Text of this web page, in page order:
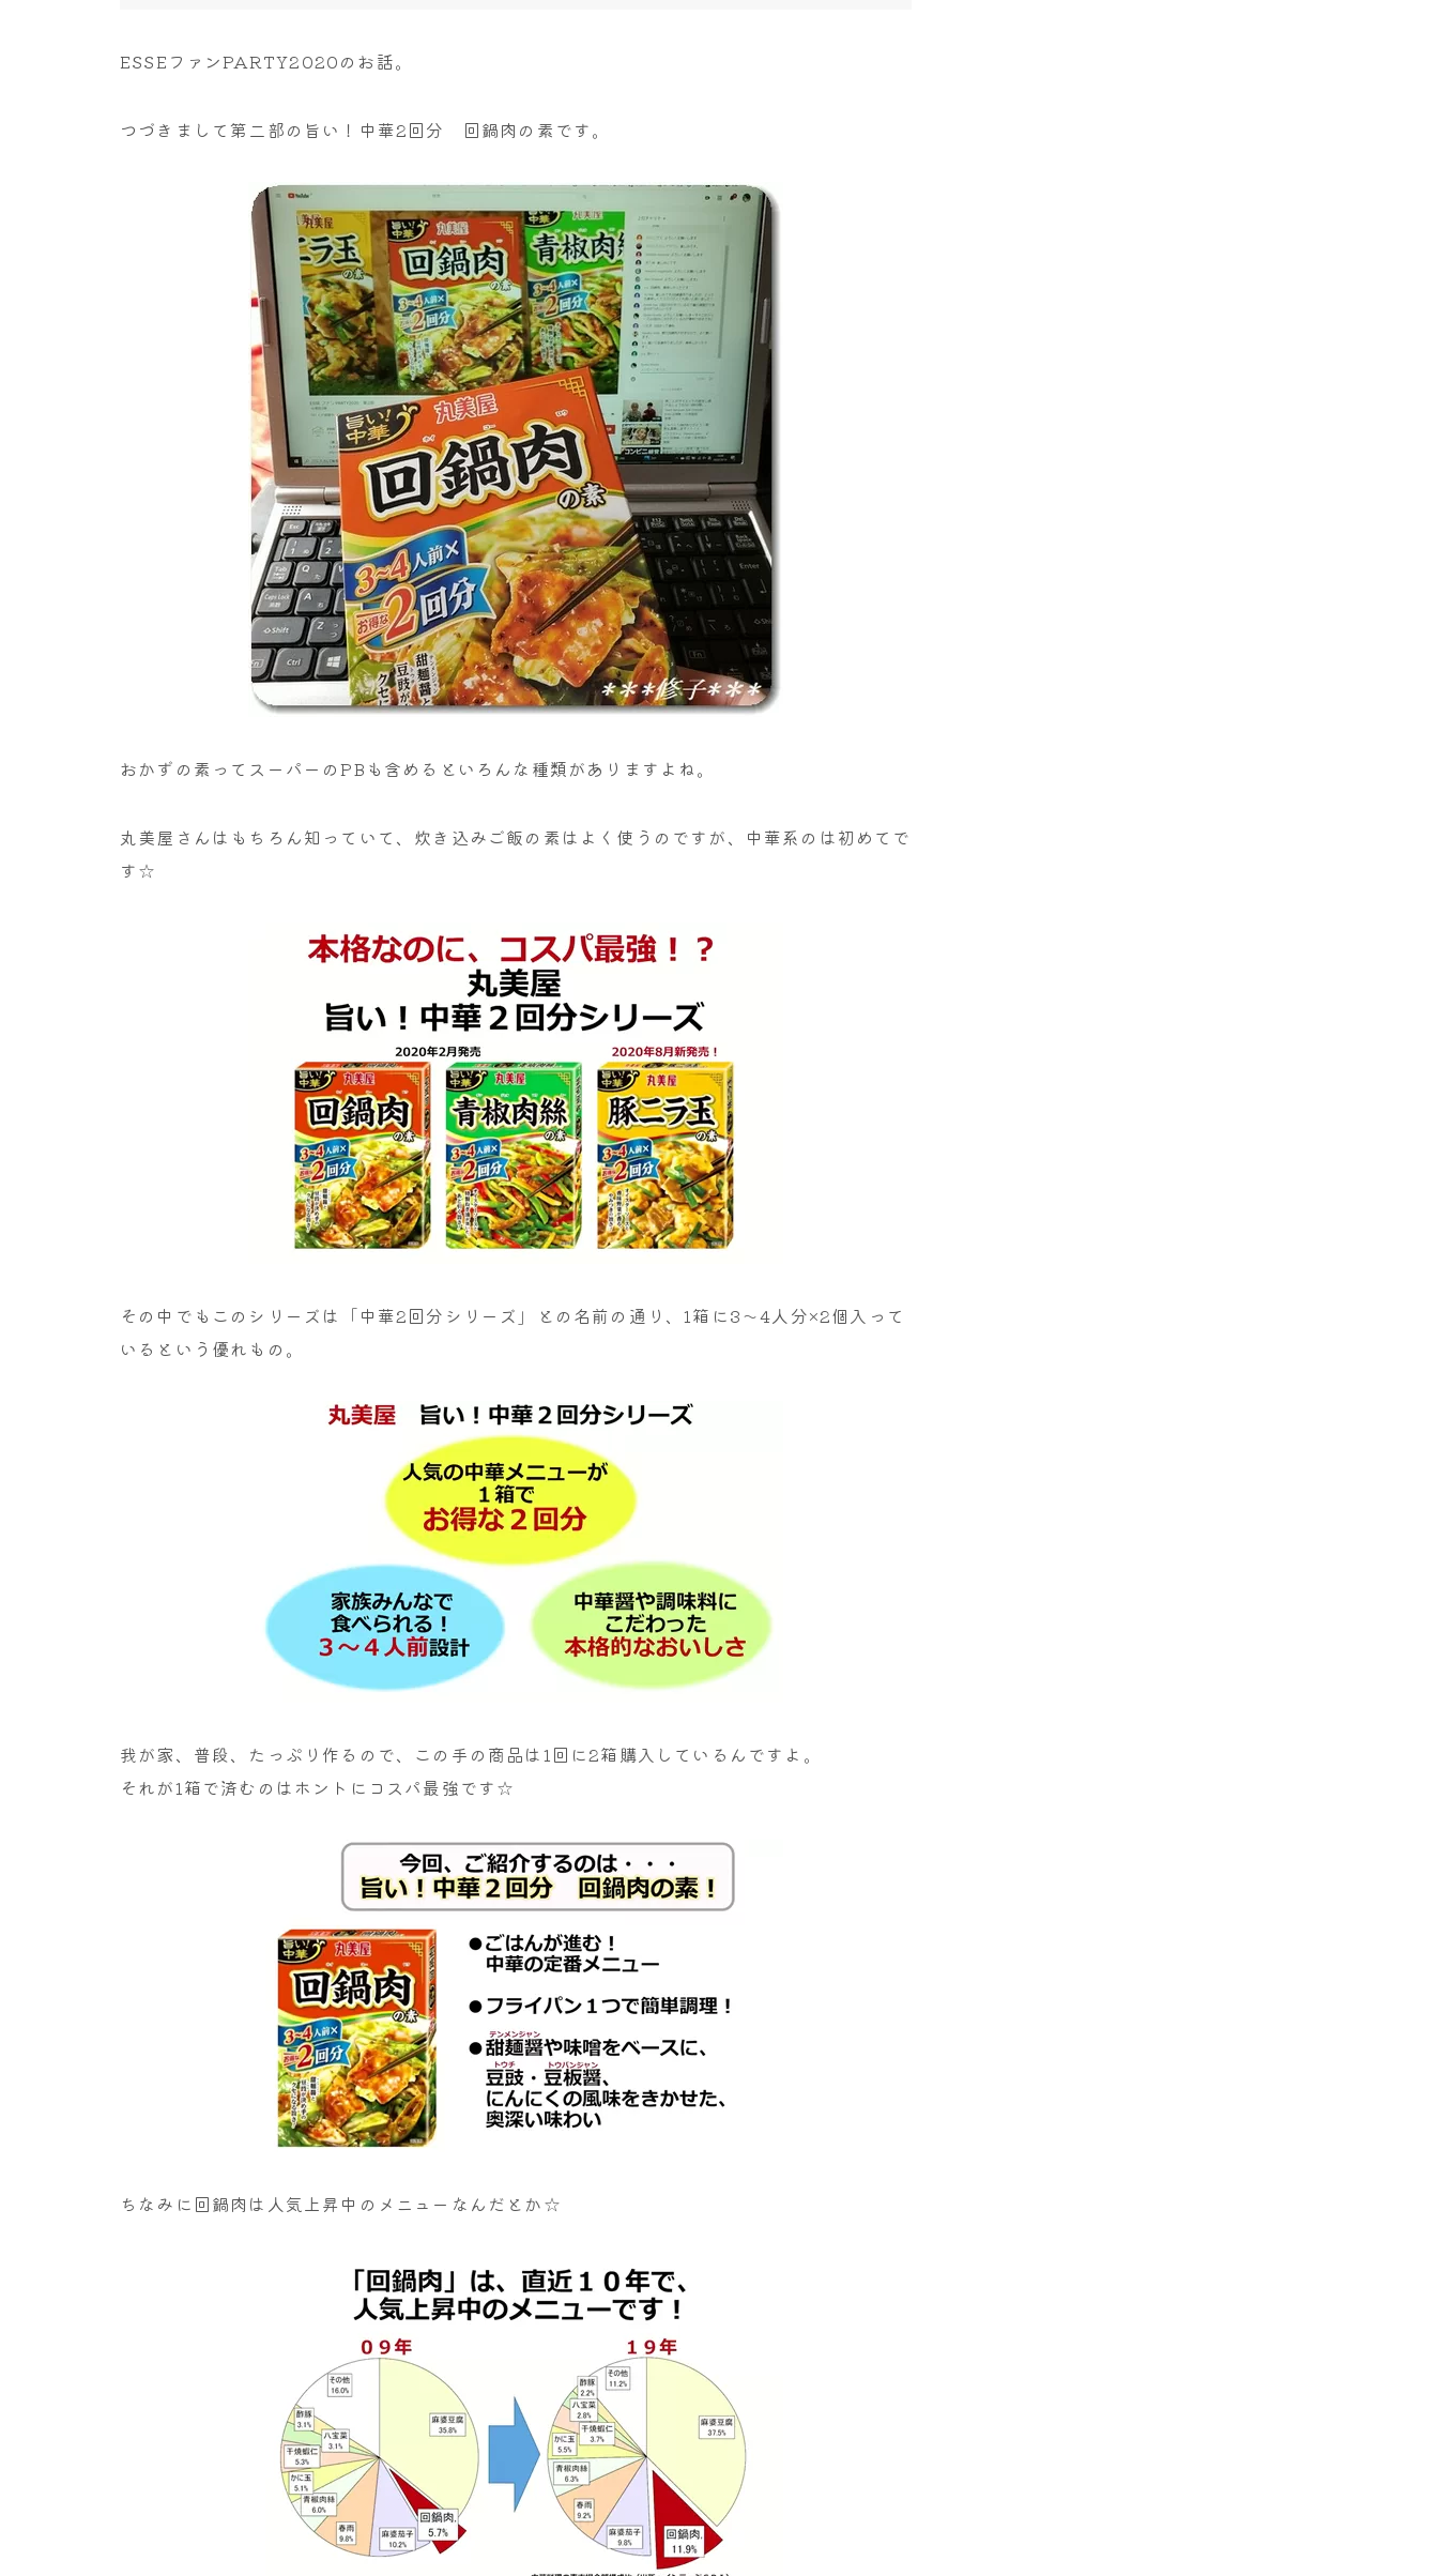
ESSEファンPARTY2020のお話。
つづきまして第二部の旨い！中華2回分 回鍋肉の素です。
おかずの素ってスーパーのPBも含めるといろんな種類がありますよね。
丸美屋さんはもちろん知っていて、炊き込みご飯の素はよく使うのですが、中華系のは初めてで
す☆
その中でもこのシリーズは「中華2回分シリーズ」との名前の通り、1箱に3～4人分×2個入って
いるという優れもの。
我が家、普段、たっぷり作るので、この手の商品は1回に2箱購入しているんですよ。
それが1箱で済むのはホントにコスパ最強です☆
ちなみに回鍋肉は人気上昇中のメニューなんだとか☆